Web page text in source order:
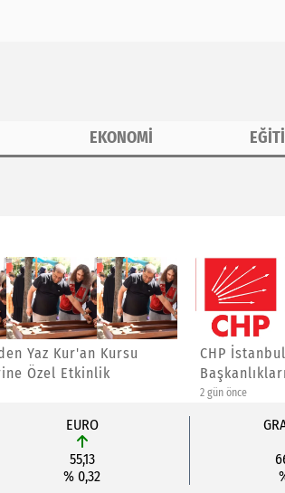
EKONOMİ
CHP İstanbul'da İlçe
Başkanlıklarına Atama Yaptı
EURO
55,13
% 0,32